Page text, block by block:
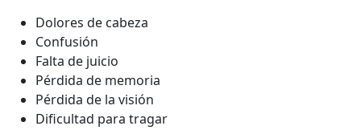
Dolores de cabeza
Confusión
Falta de juicio
Pérdida de memoria
Pérdida de la visión
Dificultad para tragar